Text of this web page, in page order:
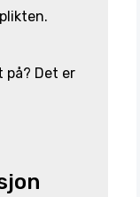
på? Det er